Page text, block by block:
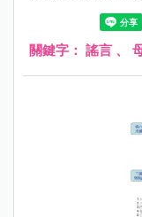
關鍵字： 謠言 、